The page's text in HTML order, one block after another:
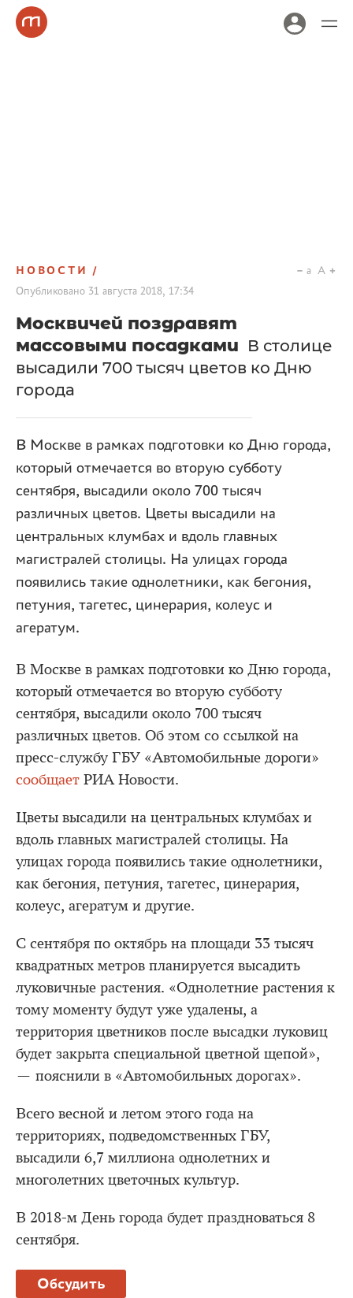
НОВОСТИ
Опубликовано 31 августа 2018, 17:34
a A
Москвичей поздравят
массовыми посадками В столице
высадили 700 тысяч цветов ко Дню
города
В Москве в рамках подготовки ко Дню города,
который отмечается во вторую субботу
сентября, высадили около 700 тысяч
различных цветов. Цветы высадили на
центральных клумбах и вдоль главных
магистралей столицы. На улицах города
появились такие однолетники, как бегония,
петуния, тагетес, цинерария, колеус и
агератум.
В Москве в рамках подготовки ко Дню города,
который отмечается во вторую субботу
сентября, высадили около 700 тысяч
различных цветов. Об этом со ссылкой на
пресс-службу ГБУ «Автомобильные дороги»
сообщает РИА Новости.
Цветы высадили на центральных клумбах и
вдоль главных магистралей столицы. На
улицах города появились такие однолетники,
как бегония, петуния, тагетес, цинерария,
колеус, агератум и другие.
С сентября по октябрь на площади 33 тысяч
квадратных метров планируется высадить
луковичные растения. «Однолетние растения к
тому моменту будут уже удалены, а
территория цветников после высадки луковиц
будет закрыта специальной цветной щепой»,
— пояснили в «Автомобильных дорогах».
Всего весной и летом этого года на
территориях, подведомственных ГБУ,
высадили 6,7 миллиона однолетних и
многолетних цветочных культур.
В 2018-м День города будет праздноваться 8
сентября.
Обсудить